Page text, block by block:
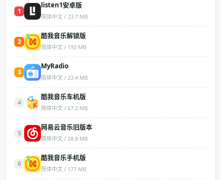
1
listen1安卓版
简体中文 / 23.7 MB
2
酷我音乐解锁版
简体中文 / 192 MB
3
MyRadio
简体中文 / 23.4 MB
4
酷我音乐车机版
简体中文 / 67.2 MB
5
网易云音乐旧版本
简体中文 / 28.8 MB
6
酷我音乐手机版
简体中文 / 177 MB